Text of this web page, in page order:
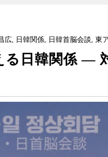
広, 日韓関係, 日韓首脳会談,東
る日韓関係 ―